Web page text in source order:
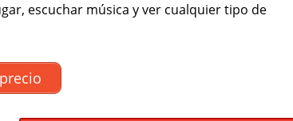
escuchar música y ver cualquier tipo de